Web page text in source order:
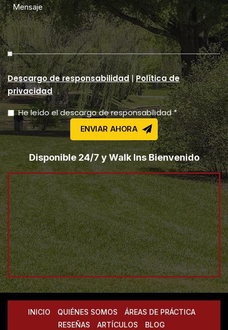
Descargo de responsabilidad|Política de
privacidad
He leído el descargo de responsabilidad *
Disponible 24/7 y Walk Ins Bienvenido
INICIO QUIÉNES SOMOS
ÁREAS DE PRÁCTICA
RESEÑAS
ARTÍCULOS
BLOG